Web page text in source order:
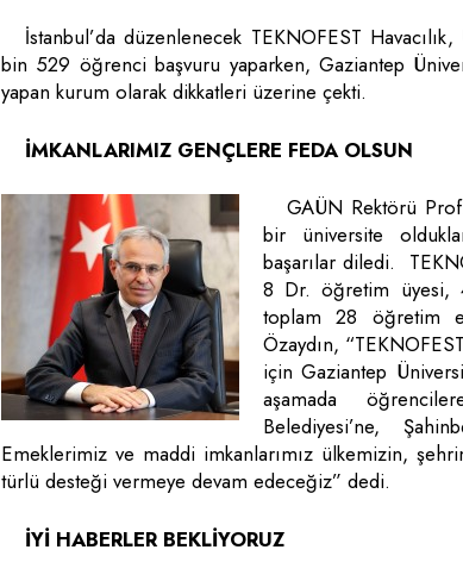
İstanbul’da düzenlenecek TEKNOFEST
bin 529 öğrenci başvuru yaparken, Gaziantep
yapan kurum olarak dikkatleri üzerine çekti.
İMKANLARIMIZ GENÇLERE FEDA OLSUN
GAÜN Rektörü
bir üniversite
başarılar diledi.
8 Dr. öğretim üyesi,
toplam 28 öğretim
Özaydın,
için Gaziantep
aşamada
Belediyesi’ne,
Emeklerimiz ve maddi imkanlarımız ülkemizin,
türlü desteği vermeye devam edeceğiz” dedi.
İYİ HABERLER BEKLİYORUZ